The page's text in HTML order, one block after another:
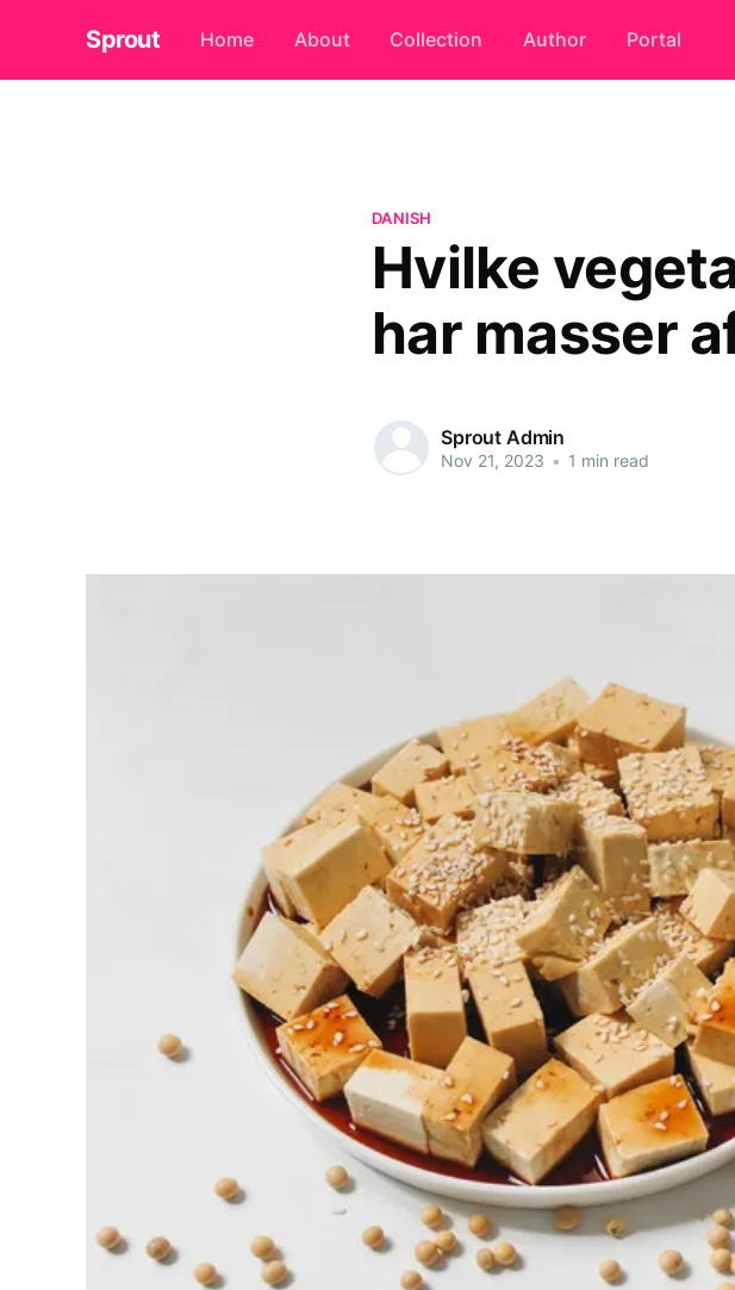
Sprout Home About Collection Author Portal
DANISH
Hvilke
har masser
Sprout Admin
Nov 21, 2023 • 1 min read